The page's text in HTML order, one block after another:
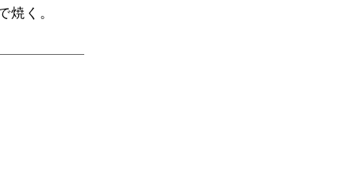
焼く。